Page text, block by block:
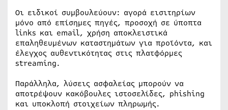
Οι ειδικοί συμβουλεύουν: αγορά εισιτηρίων
μόνο από επίσημες πηγές, προσοχή σε ύποπτα
links και email, χρήση αποκλειστικά
επαληθευμένων καταστημάτων για προϊόντα, και
έλεγχος αυθεντικότητας στις πλατφόρμες
streaming.
Παράλληλα, λύσεις ασφαλείας μπορούν να
αποτρέψουν κακόβουλες ιστοσελίδες, phishing
και υποκλοπή στοιχείων πληρωμής.